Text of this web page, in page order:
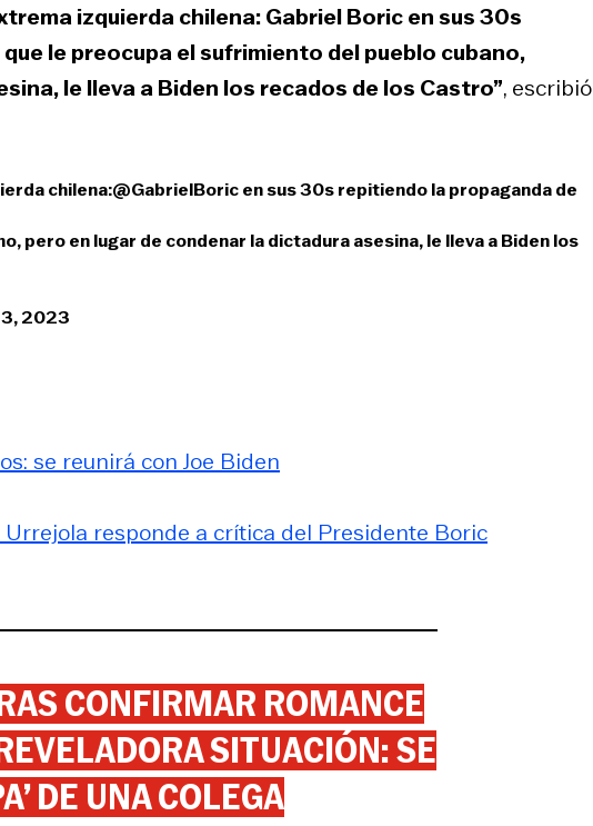
izquierda chilena: Gabriel Boric en sus 30s
le preocupa el sufrimiento del pueblo cubano,
le lleva a Biden los recados de los Castro”, escribió
chilena:@GabrielBoricen sus 30s repitiendo la propaganda de
pero en lugar de condenar la dictadura asesina, le lleva a Biden los
2023
se reunirá con Joe Biden
Urrejola responde a crítica del Presidente Boric
CONFIRMAR ROMANCE
SITUACIÓN: SE
DE UNA COLEGA